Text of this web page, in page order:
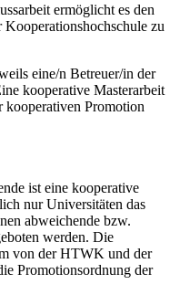
ermöglicht es den
Kooperationshochschule zu
eine/n Betreuer/in der
kooperative Masterarbeit
kooperativen Promotion
ist eine kooperative
nur Universitäten das
abweichende bzw.
werden. Die
von der HTWK und der
Promotionsordnung der